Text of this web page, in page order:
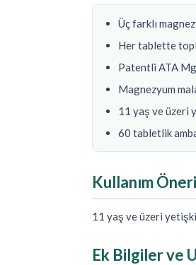
Üç farklı
Her tablette
Patentli ATA
Magnezyum
11 yaş ve üzeri
60 tabletlik
Kullanım
11 yaş ve üzeri
Ek Bilgiler ve